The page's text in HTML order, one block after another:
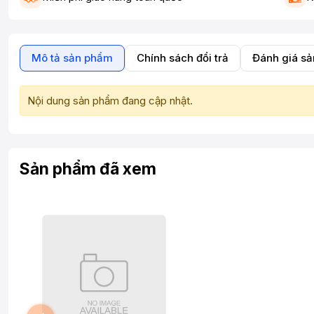
Mô tả sản phẩm Chính sách đổi trả Đánh giá
Nội dung sản phẩm đang cập nhật.
Sản phẩm đã xem